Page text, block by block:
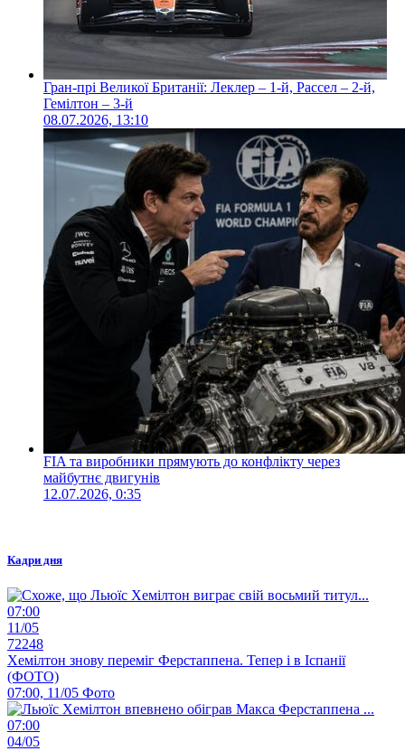
Гран-прі Великої Британії: Леклер – 1-й, Рассел – 2-й,
Гемілтон – 3-й
08.07.2026, 13:10
FIA та виробники прямують до конфлікту через
майбутнє двигунів
12.07.2026, 0:35
Кадри дня
07:00
11/05
72248
Хемілтон знову переміг Ферстаппена. Тепер і в Іспанії
(ФОТО)
07:00, 11/05 Фото
07:00
04/05